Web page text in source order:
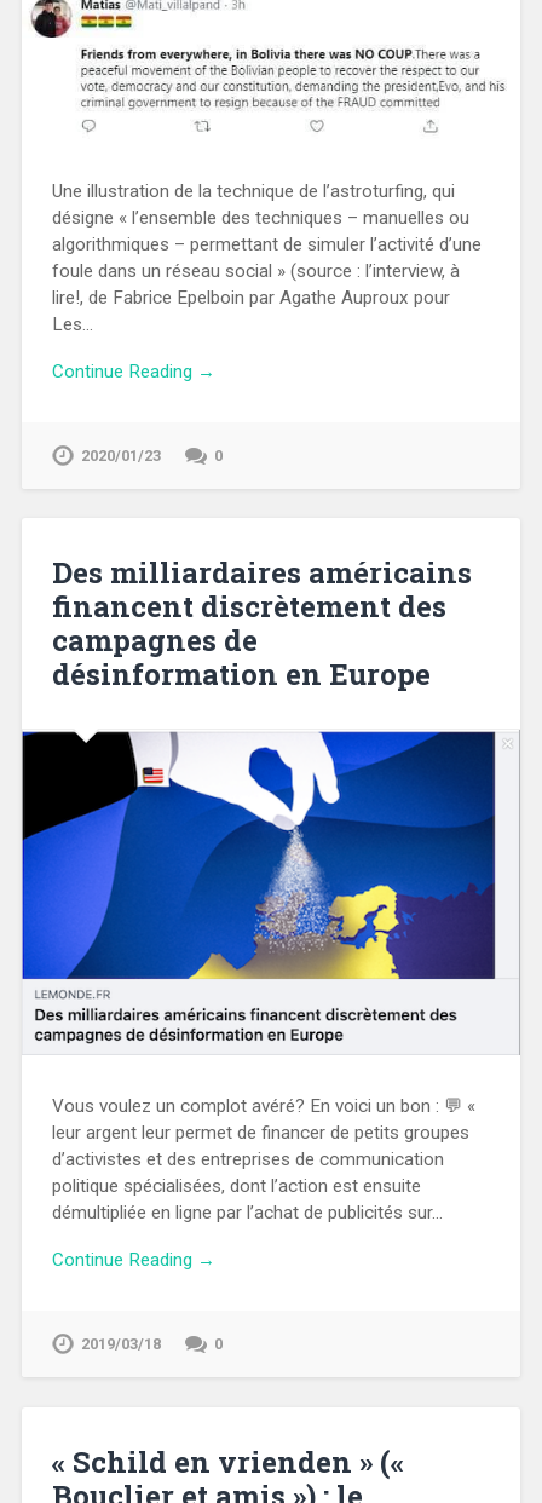
Une illustration de la technique de l’astroturfing, qui
désigne « l’ensemble des techniques – manuelles ou
algorithmiques – permettant de simuler l’activité d’une
foule dans un réseau social » (source : l’interview, à
lire!, de Fabrice Epelboin par Agathe Auproux pour
Les…
Continue Reading →
2020/01/23 0
Des milliardaires américains
financent discrètement des
campagnes de
désinformation en Europe
Vous voulez un complot avéré? En voici un bon : 💬 «
leur argent leur permet de financer de petits groupes
d’activistes et des entreprises de communication
politique spécialisées, dont l’action est ensuite
démultipliée en ligne par l’achat de publicités sur…
Continue Reading →
2019/03/18 0
« Schild en vrienden » («